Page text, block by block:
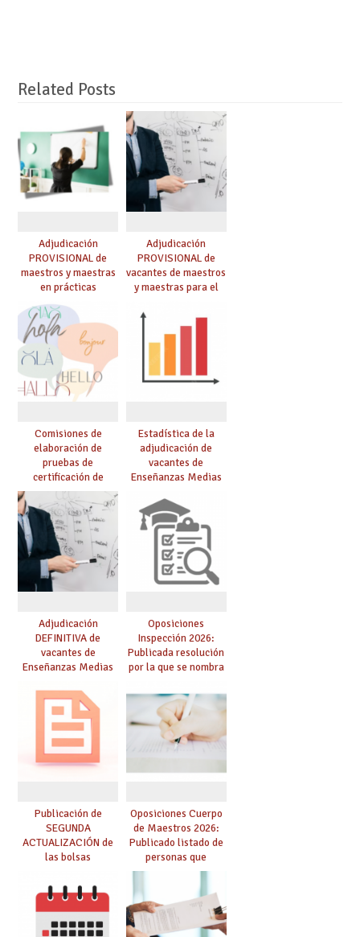
Related Posts
Adjudicación
PROVISIONAL de
maestros y maestras
en prácticas
Adjudicación
PROVISIONAL de
vacantes de maestros
y maestras para el
Comisiones de
elaboración de
pruebas de
certificación de
competencia
lingüística: publicada
resolución definitiva
Estadística de la
adjudicación de
vacantes de
Enseñanzas Medias
Adjudicación
DEFINITIVA de
vacantes de
Enseñanzas Medias
Oposiciones
Inspección 2026:
Publicada resolución
por la que se nombra
prácticas, se regulan
dichas prácticas y se
convoca acto público
de adjudicación
Publicación de
SEGUNDA
ACTUALIZACIÓN de
las bolsas
Cuerpo de Maestros
de especialidades
convocadas a
oposición
Oposiciones Cuerpo
de Maestros 2026:
Publicado listado de
personas que
adquieren nueva
especialidad